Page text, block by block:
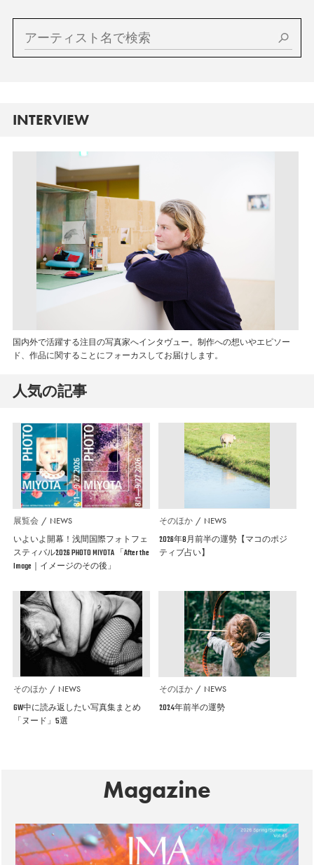
INTERVIEW
国内外で活躍する注目の写真家へインタヴュー。制作への想いやエピソー
ド、作品に関することにフォーカスしてお届けします。
人気の記事
展覧会 NEWS
いよいよ開幕！浅間国際フォトフェ
スティバル2026 PHOTO MIYOTA 「After the
Image｜イメージのその後」
そのほか NEWS
2026年8月前半の運勢【マコのポジ
ティブ占い】
そのほか NEWS
GW中に読み返したい写真集まとめ
「ヌード」5選
そのほか NEWS
2024年前半の運勢
Magazine